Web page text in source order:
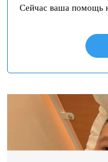
Сейчас ваша помощь